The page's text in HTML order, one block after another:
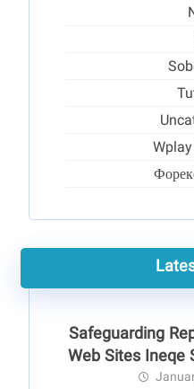
Safeguarding
Web Sites Ineqe